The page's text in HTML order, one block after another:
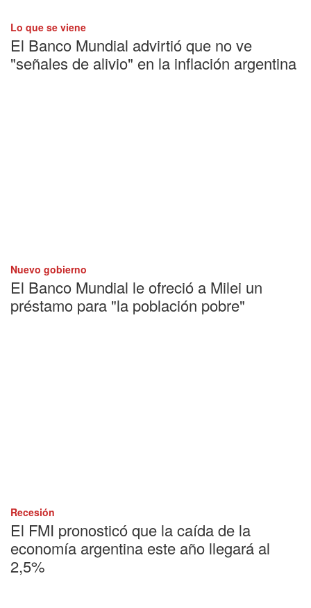
Lo que se viene
El Banco Mundial advirtió que no ve
"señales de alivio" en la inflación argentina
Nuevo gobierno
El Banco Mundial le ofreció a Milei un
préstamo para "la población pobre"
Recesión
El FMI pronosticó que la caída de la
economía argentina este año llegará al
2,5%